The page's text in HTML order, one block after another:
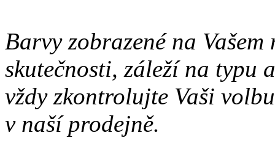
Barvy zobrazené na
skutečnosti, záleží na typu
vždy zkontrolujte Vaši
v naší prodejně.